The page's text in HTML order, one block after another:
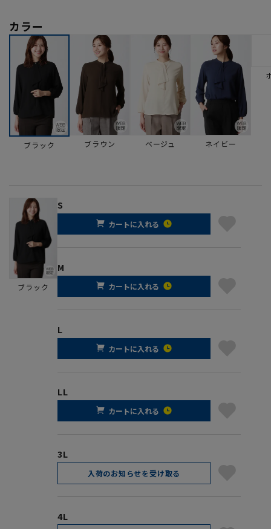
カラー
ブラック ブラウン ベージュ ネイビー
ブラック
S
カートに入れる
M
カートに入れる
L
カートに入れる
LL
カートに入れる
3L
入荷のお知らせを受け取る
4L